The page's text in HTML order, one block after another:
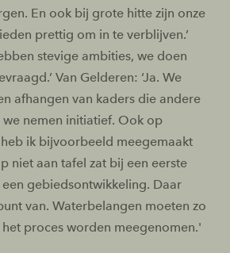
En ook bij grote hitte zijn onze
prettig om in te verblijven.’
stevige ambities, we doen
Van Gelderen: ‘Ja. We
afhangen van kaders die andere
nemen initiatief. Ook op
ik bijvoorbeeld meegemaakt
niet aan tafel zat bij een eerste
gebiedsontwikkeling. Daar
van. Waterbelangen moeten zo
proces worden meegenomen.'